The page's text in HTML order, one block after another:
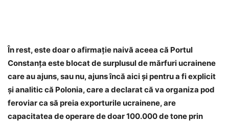
În rest, este doar o afirmaţie naivă aceea că Portul
Constanţa este blocat de surplusul de mărfuri ucrainene
care au ajuns, sau nu, ajuns încă aici şi pentru a fi explicit
şi analitic că Polonia, care a declarat că va organiza pod
feroviar ca să preia exporturile ucrainene, are
capacitatea de operare de doar 100.000 de tone prin